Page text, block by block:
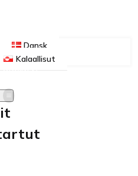
Dansk
Kalaallisut